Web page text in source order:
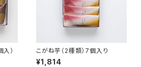
） こがね芋（2種類）7個入り
¥1,814